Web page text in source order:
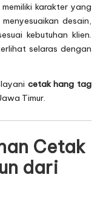
karakter yang
desain,
kebutuhan klien.
selaras dengan
cetak hang tag
Timur.
Cetak
dari